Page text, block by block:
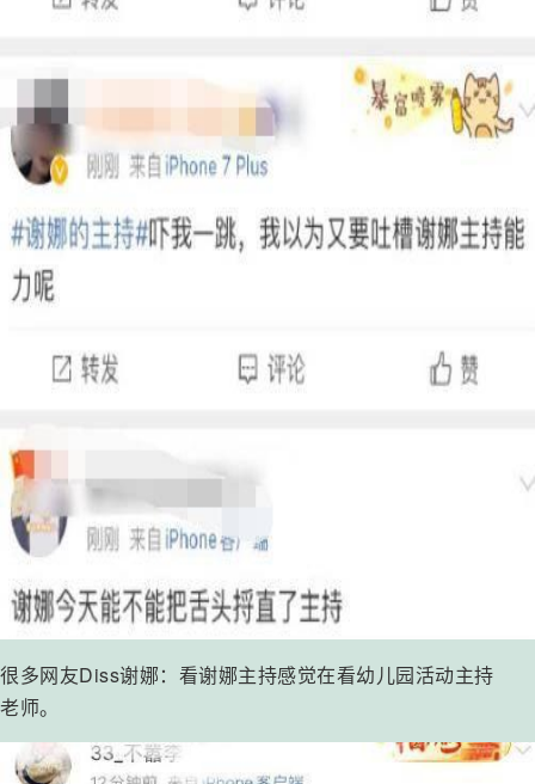
很多网友Diss谢娜：看谢娜主持感觉在看幼儿园活动主持
老师。